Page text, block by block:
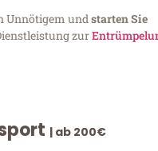
Unnötigem undstarten Sie
zur
| ab 200€